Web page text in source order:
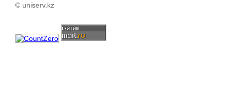
© uniserv.kz